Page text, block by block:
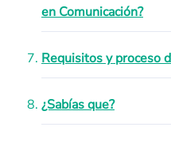
en Comunicación?
Requisitos y proceso
¿Sabías que?